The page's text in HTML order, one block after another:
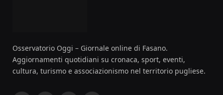
Osservatorio Oggi – Giornale online di Fasano.
Aggiornamenti quotidiani su cronaca, sport, eventi,
cultura, turismo e associazionismo nel territorio pugliese.